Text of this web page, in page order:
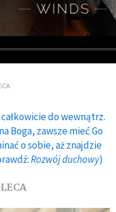
do wewnątrz.
Boga, zawsze mieć Go
o sobie, aż znajdzie
Rozwój duchowy)